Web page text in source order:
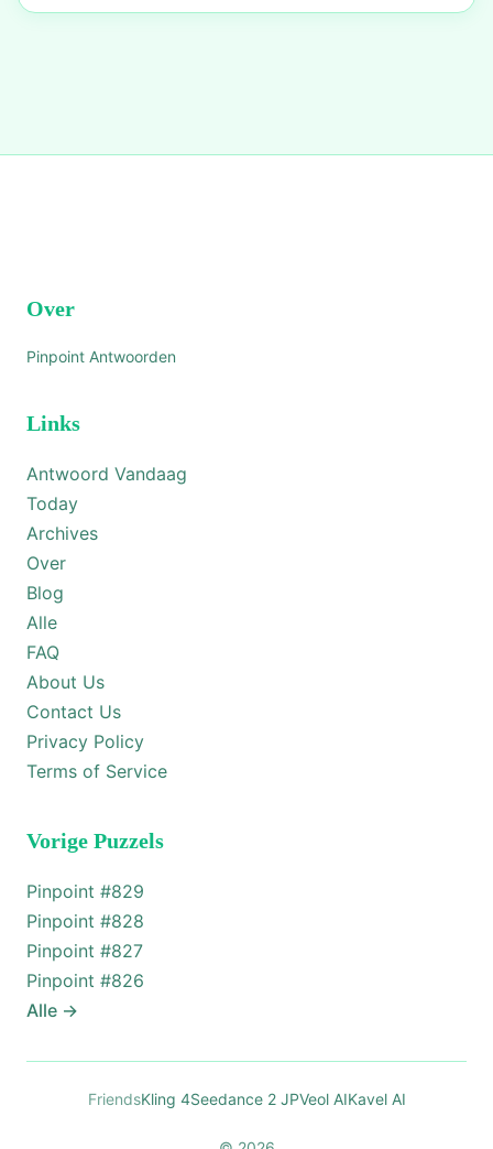
Over
Pinpoint Antwoorden
Links
Antwoord Vandaag
Today
Archives
Over
Blog
Alle
FAQ
About Us
Contact Us
Privacy Policy
Terms of Service
Vorige Puzzels
Pinpoint #829
Pinpoint #828
Pinpoint #827
Pinpoint #826
Alle →
FriendsKling 4Seedance 2 JPVeol AIKavel AI